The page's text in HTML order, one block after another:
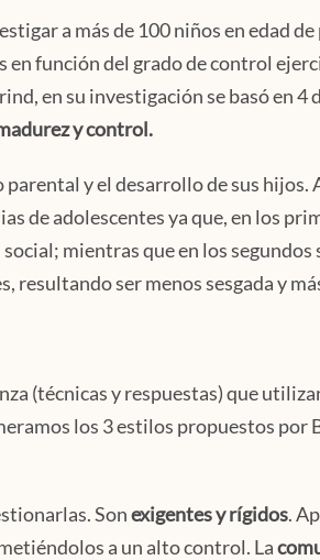
a más de 100 niños en edad
función del grado de control
en su investigación se basó en
y control.
y el desarrollo de sus hijos.
de adolescentes ya que, en los
mientras que en los segundos
resultando ser menos sesgada y
(técnicas y respuestas) que
los 3 estilos propuestos por
Sonexigentes y rígidos.
a un alto control. La